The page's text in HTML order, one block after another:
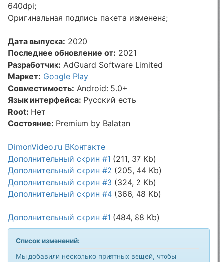
640dpi;
Оригинальная подпись пакета изменена;
Дата выпуска: 2020
Последнее обновление от: 2021
Разработчик: AdGuard Software Limited
Маркет: Google Play
Совместимость: Android: 5.0+
Язык интерфейса: Русский есть
Root: Нет
Состояние: Premium by Balatan
DimonVideo.ru ВКонтакте
Дополнительный скрин #1 (211, 37 Kb)
Дополнительный скрин #2 (205, 44 Kb)
Дополнительный скрин #3 (324, 2 Kb)
Дополнительный скрин #4 (366, 48 Kb)
Дополнительный скрин #1 (484, 88 Kb)
Список изменений:
Мы добавили несколько приятных вещей, чтобы